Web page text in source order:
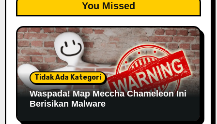
You Missed
Tidak Ada Kategori
Waspada! Map Meccha Chameleon Ini
Berisikan Malware